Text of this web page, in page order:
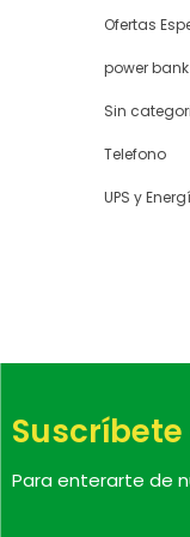
Ofertas
power bank
Sin
Telefono
UPS y
Para enterarte de